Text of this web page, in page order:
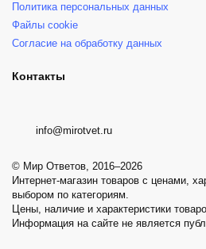
Политика персональных данных
Файлы cookie
Согласие на обработку данных
Контакты
info@mirotvet.ru
© Мир Ответов, 2016–2026
Интернет-магазин товаров с ценами,
выбором по категориям.
Цены, наличие и характеристики
Информация на сайте не является